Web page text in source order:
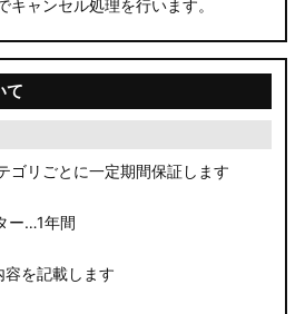
ャンセル処理を行います。
て
ゴリごとに一定期間保証します
ー…1年間
を記載します